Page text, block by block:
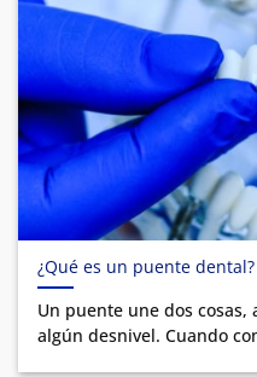
¿Qué es un puente dental?
Un puente une dos
algún desnivel. Cuando